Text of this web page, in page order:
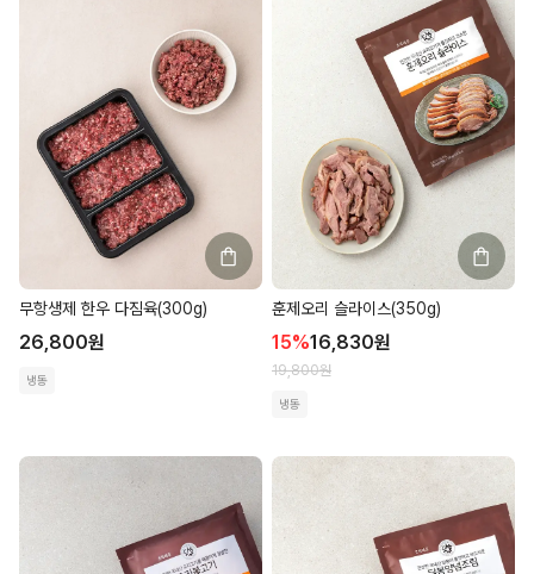
무항생제 한우 다짐육(300g)
26,800원
냉동
훈제오리 슬라이스(350g)
15%16,830원
19,800원
냉동